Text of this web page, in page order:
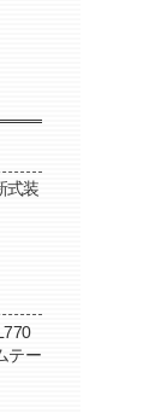
式装
テー